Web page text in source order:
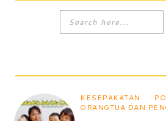
KESEPAKATAN
ORANGTUA DAN